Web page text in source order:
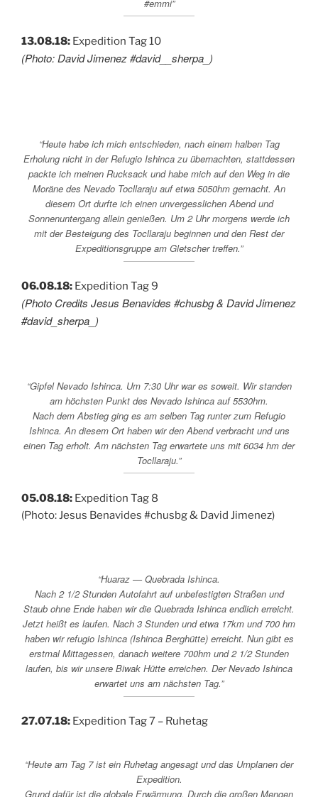
#emmi”
13.08.18: Expedition Tag 10
(Photo: David Jimenez #david__sherpa_)
“Heute habe ich mich entschieden, nach einem halben Tag
Erholung nicht in der Refugio Ishinca zu übernachten, stattdessen
packte ich meinen Rucksack und habe mich auf den Weg in die
Moräne des Nevado Tocllaraju auf etwa 5050hm gemacht. An
diesem Ort durfte ich einen unvergesslichen Abend und
Sonnenuntergang allein genießen. Um 2 Uhr morgens werde ich
mit der Besteigung des Tocllaraju beginnen und den Rest der
Expeditionsgruppe am Gletscher treffen.”
06.08.18: Expedition Tag 9
(Photo Credits Jesus Benavides #chusbg & David Jimenez
#david_sherpa_)
“Gipfel Nevado Ishinca. Um 7:30 Uhr war es soweit. Wir standen
am höchsten Punkt des Nevado Ishinca auf 5530hm.
Nach dem Abstieg ging es am selben Tag runter zum Refugio
Ishinca. An diesem Ort haben wir den Abend verbracht und uns
einen Tag erholt. Am nächsten Tag erwartete uns mit 6034 hm der
Tocllaraju.”
05.08.18: Expedition Tag 8
(Photo: Jesus Benavides #chusbg & David Jimenez)
“Huaraz — Quebrada Ishinca.
Nach 2 1/2 Stunden Autofahrt auf unbefestigten Straßen und
Staub ohne Ende haben wir die Quebrada Ishinca endlich erreicht.
Jetzt heißt es laufen. Nach 3 Stunden und etwa 17km und 700 hm
haben wir refugio Ishinca (Ishinca Berghütte) erreicht. Nun gibt es
erstmal Mittagessen, danach weitere 700hm und 2 1/2 Stunden
laufen, bis wir unsere Biwak Hütte erreichen. Der Nevado Ishinca
erwartet uns am nächsten Tag.”
27.07.18: Expedition Tag 7 – Ruhetag
“Heute am Tag 7 ist ein Ruhetag angesagt und das Umplanen der
Expedition.
Grund dafür ist die globale Erwärmung. Durch die großen Mengen